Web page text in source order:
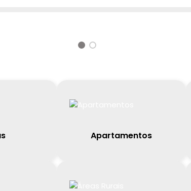
Apartamentos